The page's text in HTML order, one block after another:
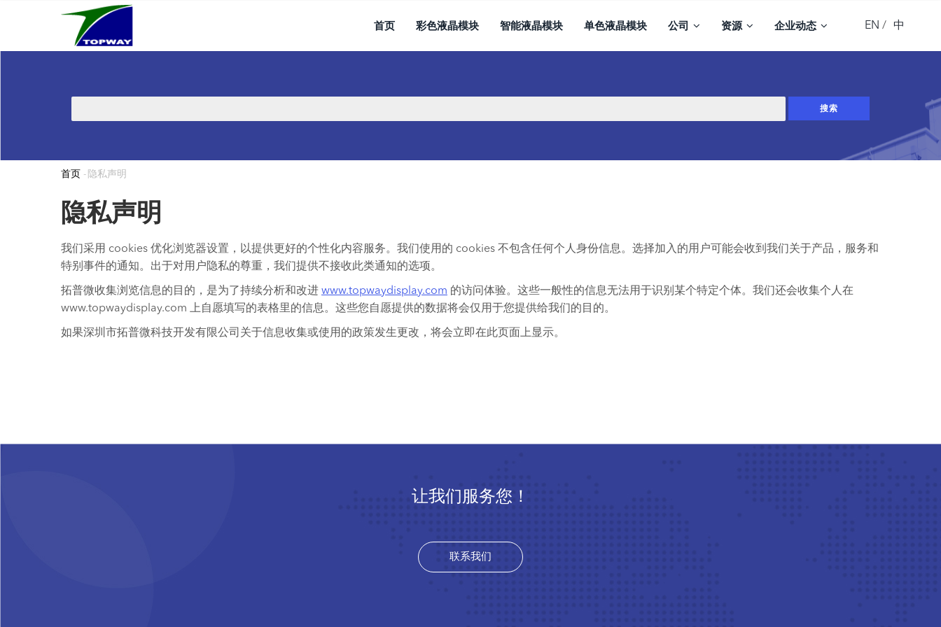
首页 彩色液晶模块 智能液晶模块 单色液晶模块 公司 资源 企业动态 EN 中
索
面
包
屑
首页 - 隐私声明
隐私声明
我们采用 cookies 优化浏览器设置，以提供更好的个性化内容服务。我们使用的 cookies 不包含任何个人身份信息。选择加入的用户可能会收到我们关于产品，服务和
特别事件的通知。出于对用户隐私的尊重，我们提供不接收此类通知的选项。
拓普微收集浏览信息的目的，是为了持续分析和改进 www.topwaydisplay.com 的访问体验。这些一般性的信息无法用于识别某个特定个体。我们还会收集个人在
www.topwaydisplay.com 上自愿填写的表格里的信息。这些您自愿提供的数据将会仅用于您提供给我们的目的。
如果深圳市拓普微科技开发有限公司关于信息收集或使用的政策发生更改，将会立即在此页面上显示。
让我们服务您！
联系我们